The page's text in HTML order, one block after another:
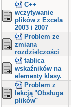
C++
wczytywanie
plików z Excela
2003 i 2007
Problem ze
zmiana
rozdzielczości
tablica
wskaźników na
elementy klasy.
Problem z
lekcją "Obsługa
plików"